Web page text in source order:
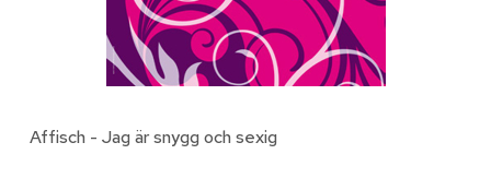
Affisch - Jag är snygg och sexig